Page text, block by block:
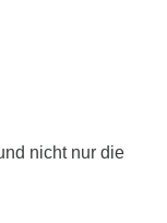
nicht nur die